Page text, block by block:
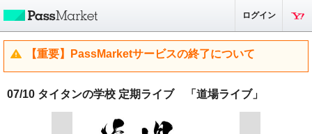
ログイン
【重要】PassMarketサービスの終了について
07/10 タイタンの学校 定期ライブ 「道場ライブ」